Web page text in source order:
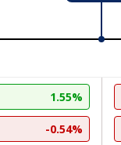
1.55%
-0.54%